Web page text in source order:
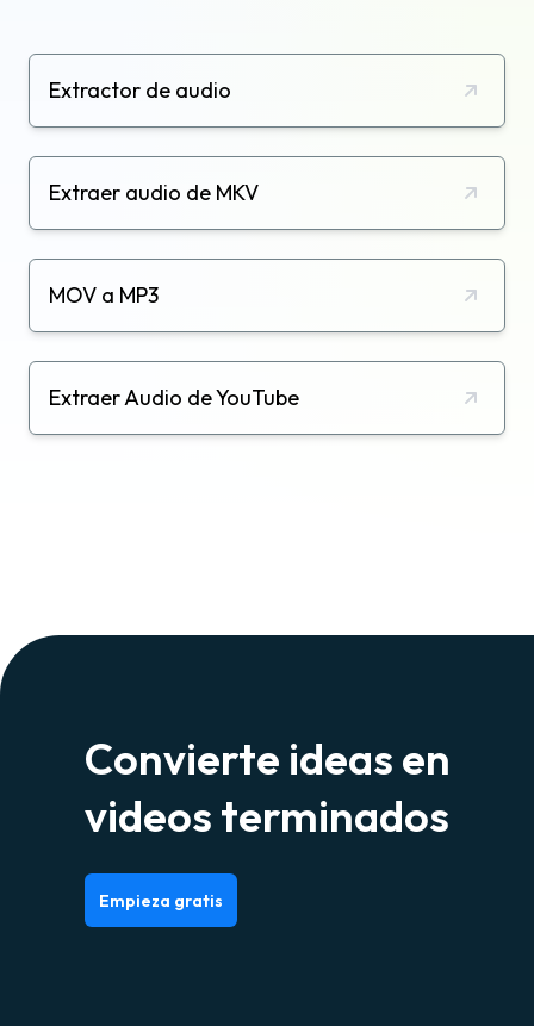
Extractor de audio
Extraer audio de MKV
MOV a MP3
Extraer Audio de YouTube
Convierte ideas en
videos terminados
Empieza gratis